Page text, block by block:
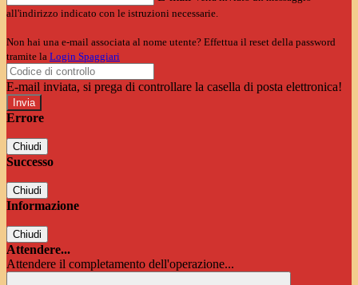
all'indirizzo indicato con le istruzioni necessarie.
Non hai una e-mail associata al nome utente? Effettua il reset della password
tramite la Login Spaggiari
E-mail inviata, si prega di controllare la casella di posta elettronica!
Errore
Chiudi
Successo
Chiudi
Informazione
Chiudi
Attendere...
Attendere il completamento dell'operazione...